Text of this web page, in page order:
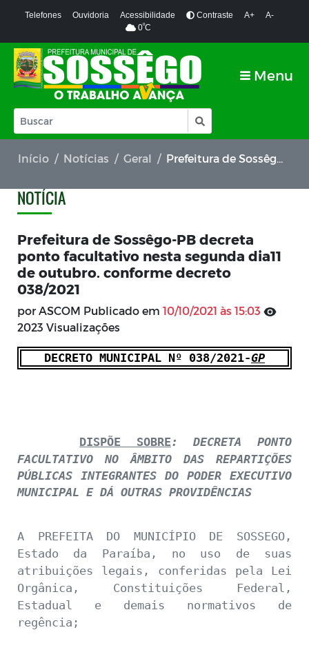
Telefones Ouvidoria Acessibilidade Contraste A+
A-
0ºC
Menu
Início Notícias Geral Prefeitura de Sossêgo-PB decreta ponto facultativo nesta segunda dia11 de outubro. conforme decreto 038/2021
NOTÍCIA
Prefeitura de Sossêgo-PB decreta
ponto facultativo nesta segunda dia11
de outubro. conforme decreto
038/2021
por ASCOM Publicado em 10/10/2021 às 15:03
2023 Visualizações
DECRETO MUNICIPAL Nº 038/2021-GP
DISPÕE SOBRE:
DECRETA PONTO
FACULTATIVO NO ÂMBITO DAS REPARTIÇÕES
PÚBLICAS INTEGRANTES DO PODER EXECUTIVO
MUNICIPAL E DÁ OUTRAS PROVIDÊNCIAS
A PREFEITA DO MUNICÍPIO DE SOSSEGO ,
Estado da Paraíba, no uso de suas
atribuições legais, conferidas pela Lei
Orgânica, Constituições Federal,
Estadual e demais normativos de
regência ;